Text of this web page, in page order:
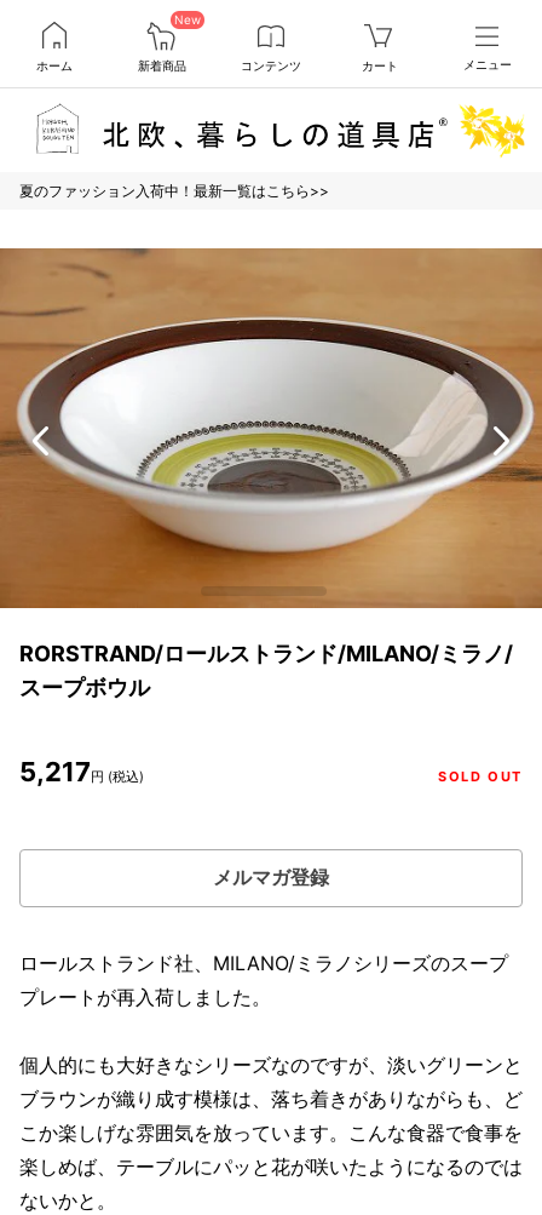
ホーム
New
新着商品 コンテンツ カート メニュー
夏のファッション入荷中！最新一覧はこちら>>
RORSTRAND/ロールストランド/MILANO/ミラノ/
スープボウル
5,217円 (税込) SOLD OUT
メルマガ登録
ロールストランド社、MILANO/ミラノシリーズのスープ
プレートが再入荷しました。
個人的にも大好きなシリーズなのですが、淡いグリーンと
ブラウンが織り成す模様は、落ち着きがありながらも、ど
こか楽しげな雰囲気を放っています。こんな食器で食事を
楽しめば、テーブルにパッと花が咲いたようになるのでは
ないかと。